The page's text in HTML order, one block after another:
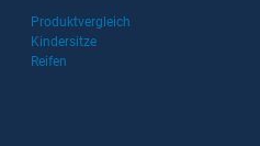
Produktvergleich
Kindersitze
Reifen